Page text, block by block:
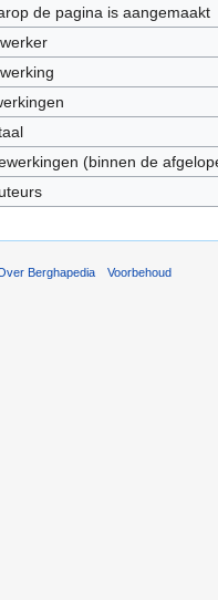
de pagina is aangemaakt
(binnen de
Berghapedia Voorbehoud